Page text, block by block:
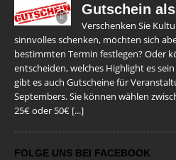
Gutschein
Verschenken Sie
sinnvolles schenken, möchten sich
bestimmten Termin festlegen? Oder
entscheiden, welches Highlight es
gibt es auch Gutscheine für
Septembers. Sie können wählen
25€ oder 50€ [...]
FOLGE UNS BEI FACEBOOK